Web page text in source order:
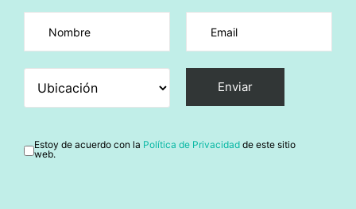
Por favor, deja este campo vacío.
Estoy de acuerdo con la Política de Privacidad de este sitio
web.